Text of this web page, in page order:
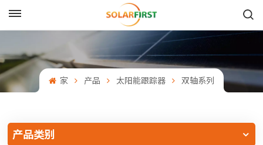
English
Français
家 产品 太阳能跟踪器 双轴系列
产品类别